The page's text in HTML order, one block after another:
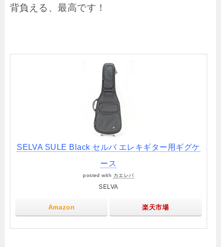
背負える、最高です！
SELVA SULE Black セルバ エレキギター用ギグケ
ース
posted with カエレバ
SELVA
Amazon 楽天市場